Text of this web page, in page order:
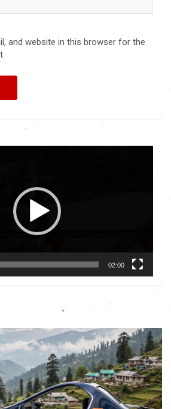
and website in this browser for the
02:00